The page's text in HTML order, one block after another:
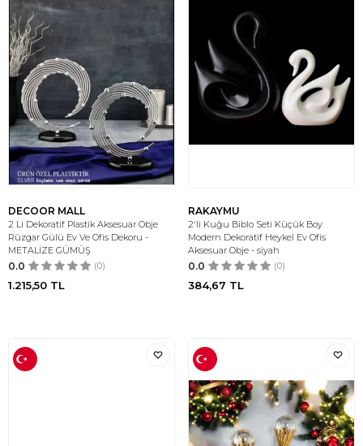
DECOOR MALL
2 Li Dekoratif Plastik Aksesuar Obje
Rüzgar Gülü Ev Ve Ofis Dekoru -
METALİZE GÜMÜŞ
0.0 (0)
1.215,50 TL
RAKAYMU
2'li Kuğu Biblo Seti Küçük Boy
Modern Dekoratif Heykel Ev Ofis
Aksesuar Obje - siyah
0.0 (0)
384,67 TL